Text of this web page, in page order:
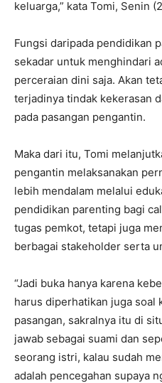
keluarga,” kata Tomi, Senin
Fungsi daripada pendidikan
sekadar untuk menghindari
perceraian dini saja. Akan
terjadinya tindak kekerasan
pada pasangan pengantin.
Maka dari itu, Tomi
pengantin melaksanakan
lebih mendalam melalui
pendidikan parenting bagi
tugas pemkot, tetapi juga
berbagai stakeholder serta
“Jadi buka hanya karena
harus diperhatikan juga soal
pasangan, sakralnya itu di
jawab sebagai suami dan
seorang istri, kalau sudah
adalah pencegahan supaya